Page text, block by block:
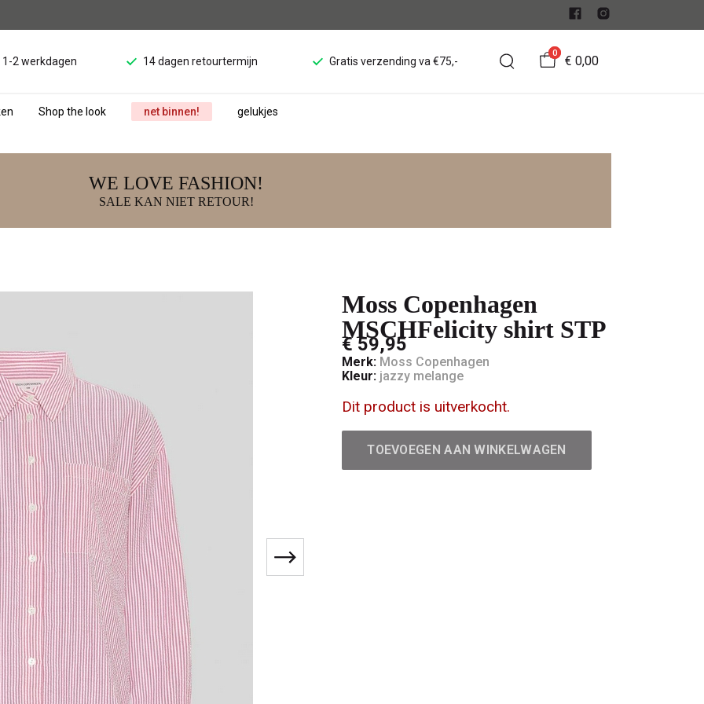
1-2 werkdagen 14 dagen retourtermijn Gratis verzending va €75,-
0
€ 0,00
Shop the look net binnen! gelukjes
WE LOVE FASHION!
SALE KAN NIET RETOUR!
Moss Copenhagen
MSCHFelicity shirt STP
€ 59,95
Merk: Moss Copenhagen
Kleur: jazzy melange
Dit product is uitverkocht.
TOEVOEGEN AAN WINKELWAGEN